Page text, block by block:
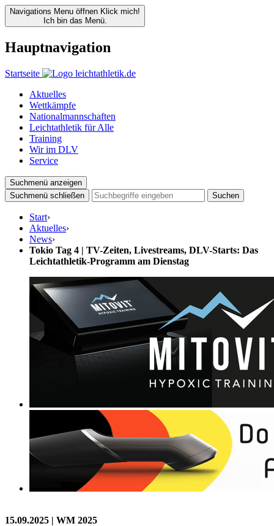
Navigations Menu öffnen Klick mich!
Ich bin das Menü.
Hauptnavigation
Startseite
Aktuelles
Wettkämpfe
Nationalmannschaften
Leichtathletik für Alle
Training
Wir im DLV
Service
Suchmenü anzeigen
Suchmenü schließen
Suchen
Start›
Aktuelles›
News›
Tokio Tag 4 | TV-Zeiten, Livestreams, DLV-Starts: Das
Leichtathletik-Programm am Dienstag
15.09.2025 | WM 2025